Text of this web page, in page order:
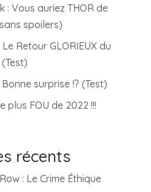
Vous auriez THOR de
spoilers)
Retour GLORIEUX du
surprise !? (Test)
plus FOU de 2022 !!!
récents
: Le Crime Éthique